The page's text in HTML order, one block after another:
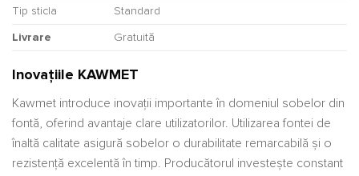
Tip sticla Standard
Livrare Gratuită
Inovațiile KAWMET
Kawmet introduce inovații importante în domeniul sobelor din
fontă, oferind avantaje clare utilizatorilor. Utilizarea fontei de
înaltă calitate asigură sobelor o durabilitate remarcabilă și o
rezistență excelentă în timp. Producătorul investește constant